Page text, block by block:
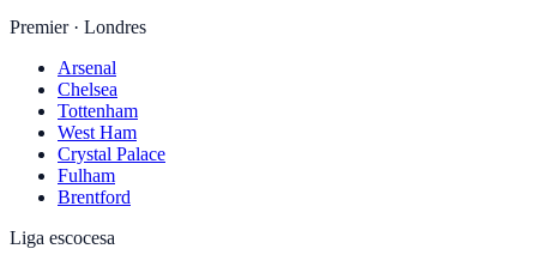
Premier · Londres
Arsenal
Chelsea
Tottenham
West Ham
Crystal Palace
Fulham
Brentford
Liga escocesa